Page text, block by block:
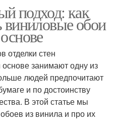
подход: как
виниловые обои
отделки стен
занимают одну из
людей предпочитают
и по достоинству
В этой статье мы
из винила и про их